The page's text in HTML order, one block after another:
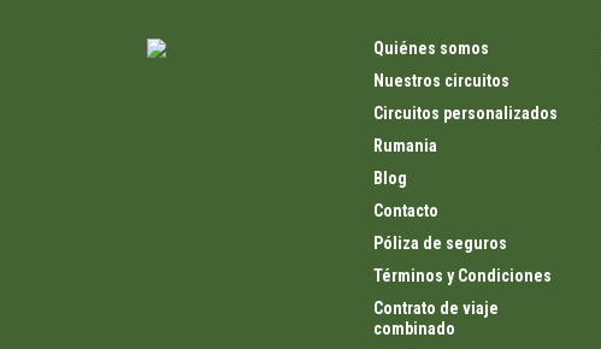
Quiénes somos
Nuestros circuitos
Circuitos personalizados
Rumania
Blog
Contacto
Póliza de seguros
Términos y Condiciones
Contrato de viaje
combinado